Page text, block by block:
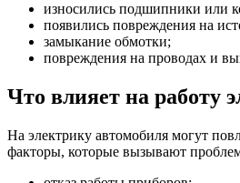
износились подшипники или
появились повреждения на
замыкание обмотки;
повреждения на проводах и
Что влияет на работу
На электрику автомобиля могут
факторы, которые вызывают